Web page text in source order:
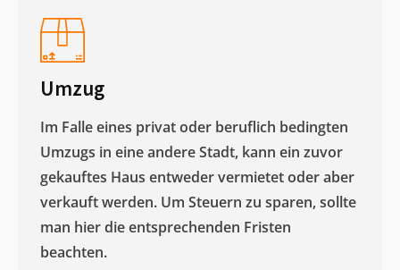
Umzug
Im Falle eines privat oder beruflich bedingten
Umzugs in eine andere Stadt, kann ein zuvor
gekauftes Haus entweder vermietet oder aber
verkauft werden. Um Steuern zu sparen, sollte
man hier die entsprechenden Fristen
beachten.